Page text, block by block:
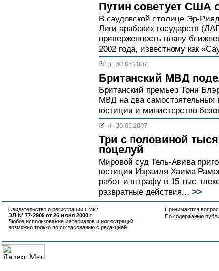
Путин советует США
В саудовской столице Эр-
Лиги арабских государств
приверженность плану
2002 года, известному как
// 30.03.2007
Британский МВД
Британский премьер Тони
МВД на два самостоятельных
юстиции и министерство
// 30.03.2007
Три с половиной
поцелуй
Мировой суд Тель-Авива
юстиции Израиля Хаима
работ и штрафу в 15 тыс.
развратные действия... >>
Свидетельство о регистрации СМИ:
ЭЛ N° 77-2909 от 26 июня 2000 г
Любое использование материалов и иллюстраций
возможно только по согласованию с редакцией
Принимаются
По содержанию